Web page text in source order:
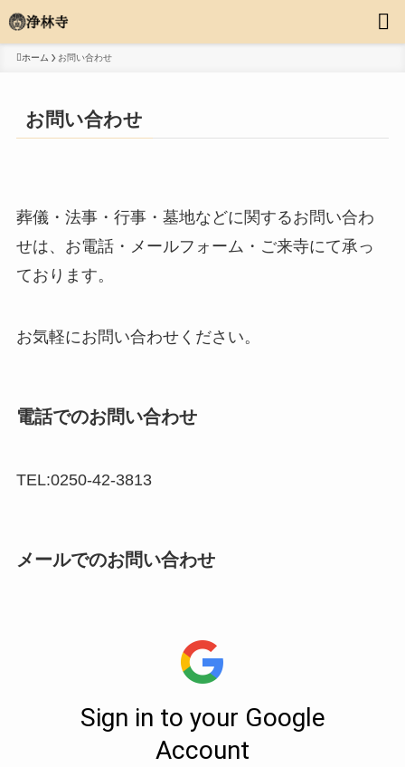
ホーム お問い合わせ
お問い合わせ
葬儀・法事・行事・墓地などに関するお問い合わ
せは、お電話・メールフォーム・ご来寺にて承っ
ております。
お気軽にお問い合わせください。
電話でのお問い合わせ
TEL:0250-42-3813
メールでのお問い合わせ